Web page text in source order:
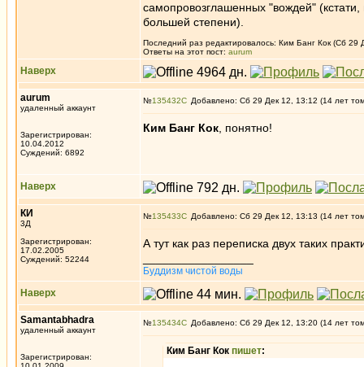
самопровозглашенных "вождей"
большей степени).
Последний раз редактировалось: Ким Банг Кок (Сб 29
Ответы на этот пост: aurum
Наверх
aurum
удаленный аккаунт
Зарегистрирован:
10.04.2012
Суждений: 6892
№135432 Добавлено: Сб 29 Дек 12, 13:12 (14 лет
Ким Банг Кок , понятно!
Наверх
КИ
3Д
Зарегистрирован:
17.02.2005
Суждений: 52244
№135433 Добавлено: Сб 29 Дек 12, 13:13 (14 лет
А тут как раз переписка двух таких
Буддизм чистой воды
Наверх
Samantabhadra
удаленный аккаунт
Зарегистрирован:
№135434 Добавлено: Сб 29 Дек 12, 13:20 (14 лет
Ким Банг Кок пишет: